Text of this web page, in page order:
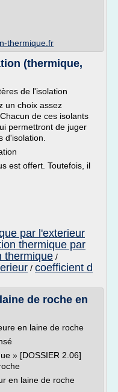
thermique.fr
(thermique,
de l'isolation
un choix assez
de ces isolants
permettront de juger
d'isolation.
est offert. Toutefois, il
par l'exterieur
thermique par
thermique /
/ coefficient d
de roche en
en laine de roche
» [DOSSIER 2.06]
en laine de roche